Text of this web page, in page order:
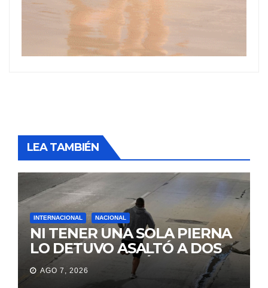
LEA TAMBIÉN
INTERNACIONAL NACIONAL
NI TENER UNA SOLA PIERNA
LO DETUVO ASALTÓ A DOS
MUJERES Y HUYÓ
BRINCANDO.
AGO 7, 2026